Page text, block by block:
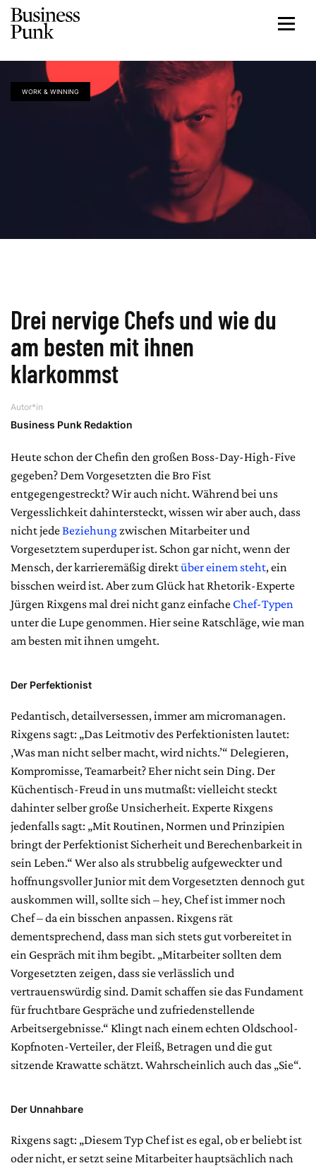
WORK & WINNING
Drei nervige Chefs und wie du
am besten mit ihnen
klarkommst
Autor*in
Business Punk Redaktion
Heute schon der Chefin den großen Boss-Day-High-Five
gegeben? Dem Vorgesetzten die Bro Fist
entgegengestreckt? Wir auch nicht. Während bei uns
Vergesslichkeit dahintersteckt, wissen wir aber auch, dass
nicht jede Beziehungzwischen Mitarbeiter und
Vorgesetztem superduper ist. Schon gar nicht, wenn der
Mensch, der karrieremäßig direktüber einem steht, ein
bisschen weird ist. Aber zum Glück hat Rhetorik-Experte
Jürgen Rixgens mal drei nicht ganz einfache Chef-Typen
unter die Lupe genommen. Hier seine Ratschläge, wie man
am besten mit ihnen umgeht.
Der Perfektionist
Pedantisch, detailversessen, immer am micromanagen.
Rixgens sagt: „Das Leitmotiv des Perfektionisten lautet:
‚Was man nicht selber macht, wird nichts.’“ Delegieren,
Kompromisse, Teamarbeit? Eher nicht sein Ding. Der
Küchentisch-Freud in uns mutmaßt: vielleicht steckt
dahinter selber große Unsicherheit. Experte Rixgens
jedenfalls sagt: „Mit Routinen, Normen und Prinzipien
bringt der Perfektionist Sicherheit und Berechenbarkeit in
sein Leben.“ Wer also als strubbelig aufgeweckter und
hoffnungsvoller Junior mit dem Vorgesetzten dennoch gut
auskommen will, sollte sich – hey, Chef ist immer noch
Chef – da ein bisschen anpassen. Rixgens rät
dementsprechend, dass man sich stets gut vorbereitet in
ein Gespräch mit ihm begibt. „Mitarbeiter sollten dem
Vorgesetzten zeigen, dass sie verlässlich und
vertrauenswürdig sind. Damit schaffen sie das Fundament
für fruchtbare Gespräche und zufriedenstellende
Arbeitsergebnisse.“ Klingt nach einem echten Oldschool-
Kopfnoten-Verteiler, der Fleiß, Betragen und die gut
sitzende Krawatte schätzt. Wahrscheinlich auch das „Sie“.
Der Unnahbare
Rixgens sagt: „Diesem Typ Chef ist es egal, ob er beliebt ist
oder nicht, er setzt seine Mitarbeiter hauptsächlich nach